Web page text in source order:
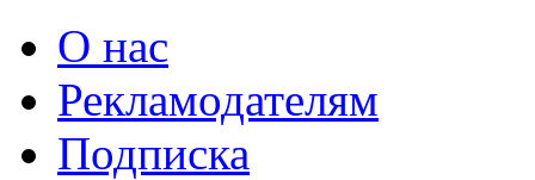
О нас
Рекламодателям
Подписка